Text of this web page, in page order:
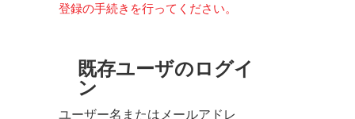
登録の手続きを行ってください。
既存ユーザのログイ
ン
ユーザー名またはメールアドレ